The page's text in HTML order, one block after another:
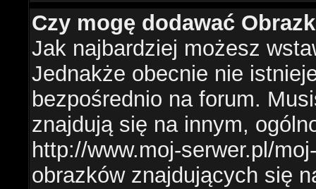
Czy mogę dodawać
Jak najbardziej możesz
Jednakże obecnie nie
bezpośrednio na forum.
znajdują się na innym,
http://www.moj-serwer.pl/
obrazków znajdujących się